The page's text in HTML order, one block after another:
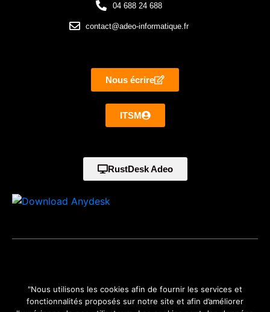
04 688 24 688
contact@adeo-informatique.fr
Nous écrire
ITSM
RustDesk Adeo
Pyrénées Orientales (66) Languedoc Roussillon Midi Pyrénées -
Occitanie est une marque de GLOBAL DYNAMICS.
"Nous utilisons les cookies afin de fournir les services et
fonctionnalités proposés sur notre site et afin d’améliorer